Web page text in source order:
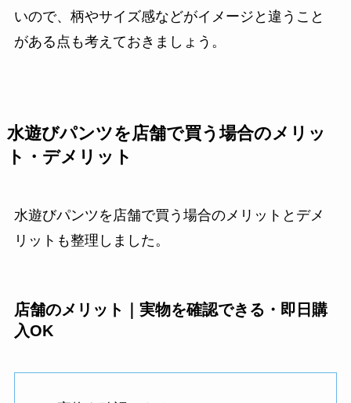
いので、柄やサイズ感などがイメージと違うこと
がある点も考えておきましょう。
水遊びパンツを店舗で買う場合のメリッ
ト・デメリット
水遊びパンツを店舗で買う場合のメリットとデメ
リットも整理しました。
店舗のメリット｜実物を確認できる・即日購
入OK